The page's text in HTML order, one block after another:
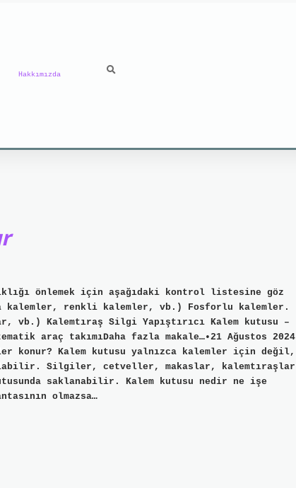
Hakkımızda
önlemek için aşağıdaki kontrol listesine göz
renkli kalemler, vb.) Fosforlu kalemler.
vb.) Kalemtıraş Silgi Yapıştırıcı Kalem kutusu –
araç takımıDaha fazla makale…•21 Ağustos 2024
konur? Kalem kutusu yalnızca kalemler için değil,
Silgiler, cetveller, makaslar, kalemtıraşlar
saklanabilir. Kalem kutusu nedir ne işe
olmazsa…